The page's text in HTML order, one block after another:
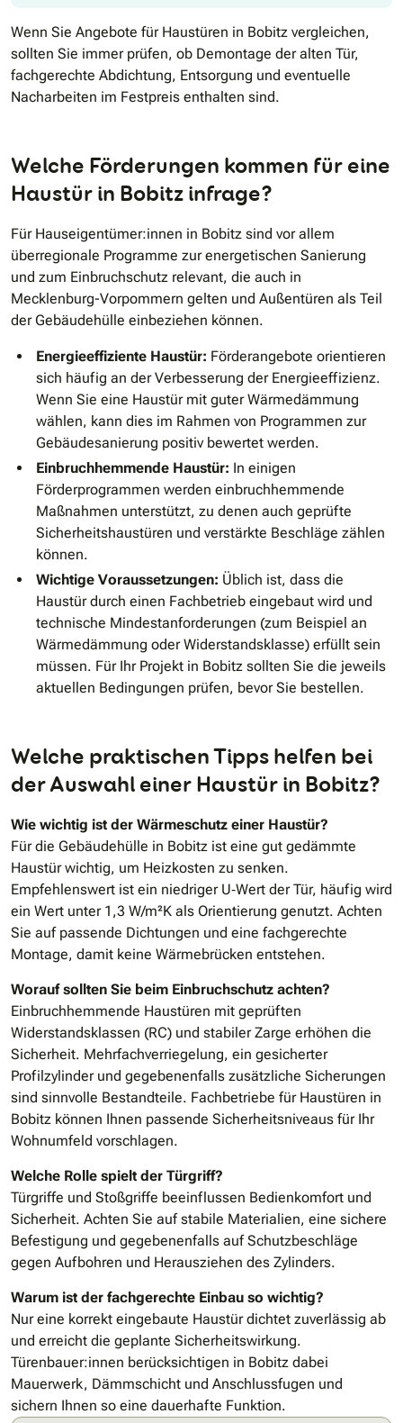
Wenn Sie Angebote für Haustüren in Bobitz vergleichen,
sollten Sie immer prüfen, ob Demontage der alten Tür,
fachgerechte Abdichtung, Entsorgung und eventuelle
Nacharbeiten im Festpreis enthalten sind.
Welche Förderungen kommen für eine
Haustür in Bobitz infrage?
Für Hauseigentümer:innen in Bobitz sind vor allem
überregionale Programme zur energetischen Sanierung
und zum Einbruchschutz relevant, die auch in
Mecklenburg-Vorpommern gelten und Außentüren als Teil
der Gebäudehülle einbeziehen können.
Energieeffiziente Haustür: Förderangebote orientieren
sich häufig an der Verbesserung der Energieeffizienz.
Wenn Sie eine Haustür mit guter Wärmedämmung
wählen, kann dies im Rahmen von Programmen zur
Gebäudesanierung positiv bewertet werden.
Einbruchhemmende Haustür: In einigen
Förderprogrammen werden einbruchhemmende
Maßnahmen unterstützt, zu denen auch geprüfte
Sicherheitshaustüren und verstärkte Beschläge zählen
können.
Wichtige Voraussetzungen: Üblich ist, dass die
Haustür durch einen Fachbetrieb eingebaut wird und
technische Mindestanforderungen (zum Beispiel an
Wärmedämmung oder Widerstandsklasse) erfüllt sein
müssen. Für Ihr Projekt in Bobitz sollten Sie die jeweils
aktuellen Bedingungen prüfen, bevor Sie bestellen.
Welche praktischen Tipps helfen bei
der Auswahl einer Haustür in Bobitz?
Wie wichtig ist der Wärmeschutz einer Haustür?
Für die Gebäudehülle in Bobitz ist eine gut gedämmte
Haustür wichtig, um Heizkosten zu senken.
Empfehlenswert ist ein niedriger U‑Wert der Tür, häufig wird
ein Wert unter 1,3 W/m²K als Orientierung genutzt. Achten
Sie auf passende Dichtungen und eine fachgerechte
Montage, damit keine Wärmebrücken entstehen.
Worauf sollten Sie beim Einbruchschutz achten?
Einbruchhemmende Haustüren mit geprüften
Widerstandsklassen (RC) und stabiler Zarge erhöhen die
Sicherheit. Mehrfachverriegelung, ein gesicherter
Profilzylinder und gegebenenfalls zusätzliche Sicherungen
sind sinnvolle Bestandteile. Fachbetriebe für Haustüren in
Bobitz können Ihnen passende Sicherheitsniveaus für Ihr
Wohnumfeld vorschlagen.
Welche Rolle spielt der Türgriff?
Türgriffe und Stoßgriffe beeinflussen Bedienkomfort und
Sicherheit. Achten Sie auf stabile Materialien, eine sichere
Befestigung und gegebenenfalls auf Schutzbeschläge
gegen Aufbohren und Herausziehen des Zylinders.
Warum ist der fachgerechte Einbau so wichtig?
Nur eine korrekt eingebaute Haustür dichtet zuverlässig ab
und erreicht die geplante Sicherheitswirkung.
Türenbauer:innen berücksichtigen in Bobitz dabei
Mauerwerk, Dämmschicht und Anschlussfugen und
sichern Ihnen so eine dauerhafte Funktion.